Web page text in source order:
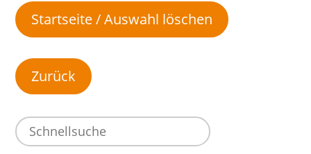
Startseite / Auswahl löschen